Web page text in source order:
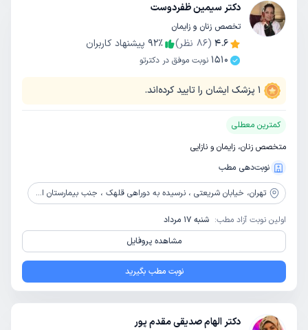
دکتر سیمین ظفردوست
تخصص زنان و زایمان
4.6
(
86 نظر) 92٪
پیشنهاد کاربران
1510 نوبت موفق در دکترتو
1 پزشک ایشان را تایید کرده‌اند.
کمترین معطلی
متخصص زنان، زایمان و نازایی
نوبت‌دهی مطب
تهران، خیابان شریعتی ، نرسیده به دوراهی قلهک ، جنب بیمارستان ایرانمهر ، کوچه میری ، ساختمان پزشکان جهانمهر ، طبقه پنجم
اولین نوبت آزاد مطب: شنبه 17 مرداد
مشاهده پروفایل
نوبت مطب بگیرید
دکتر الهام صدیقی مقدم پور